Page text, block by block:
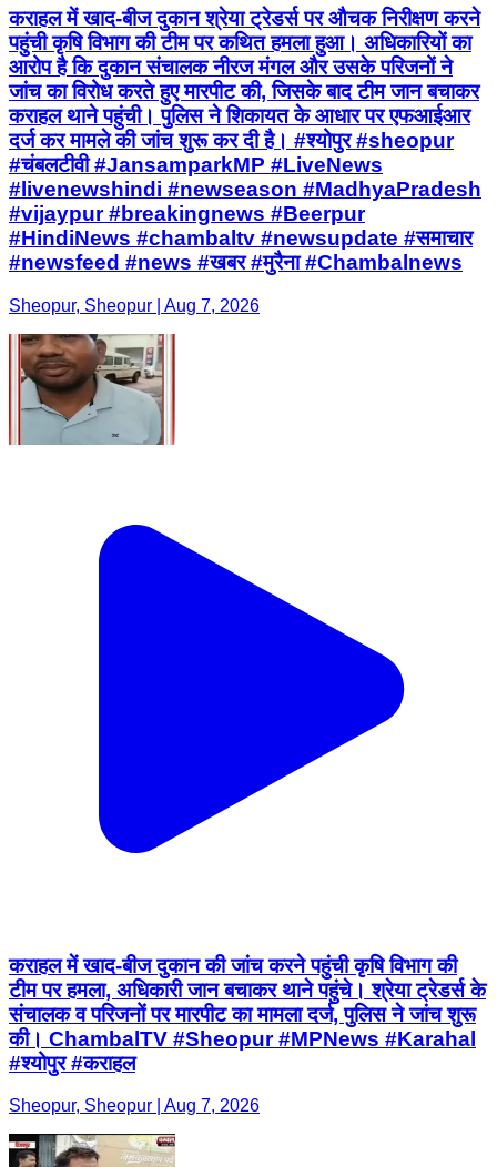
कराहल में खाद-बीज दुकान श्रेया ट्रेडर्स पर औचक निरीक्षण करने
पहुंची कृषि विभाग की टीम पर कथित हमला हुआ। अधिकारियों का
आरोप है कि दुकान संचालक नीरज मंगल और उसके परिजनों ने
जांच का विरोध करते हुए मारपीट की, जिसके बाद टीम जान बचाकर
कराहल थाने पहुंची। पुलिस ने शिकायत के आधार पर एफआईआर
दर्ज कर मामले की जांच शुरू कर दी है। #श्योपुर #sheopur
#चंबलटीवी #JansamparkMP #LiveNews
#livenewshindi #newseason #MadhyaPradesh
#vijaypur #breakingnews #Beerpur
#HindiNews #chambaltv #newsupdate #समाचार
#newsfeed #news #खबर #मुरैना #Chambalnews
Sheopur, Sheopur | Aug 7, 2026
कराहल में खाद-बीज दुकान की जांच करने पहुंची कृषि विभाग की
टीम पर हमला, अधिकारी जान बचाकर थाने पहुंचे। श्रेया ट्रेडर्स के
संचालक व परिजनों पर मारपीट का मामला दर्ज, पुलिस ने जांच शुरू
की। ChambalTV #Sheopur #MPNews #Karahal
#श्योपुर #कराहल
Sheopur, Sheopur | Aug 7, 2026